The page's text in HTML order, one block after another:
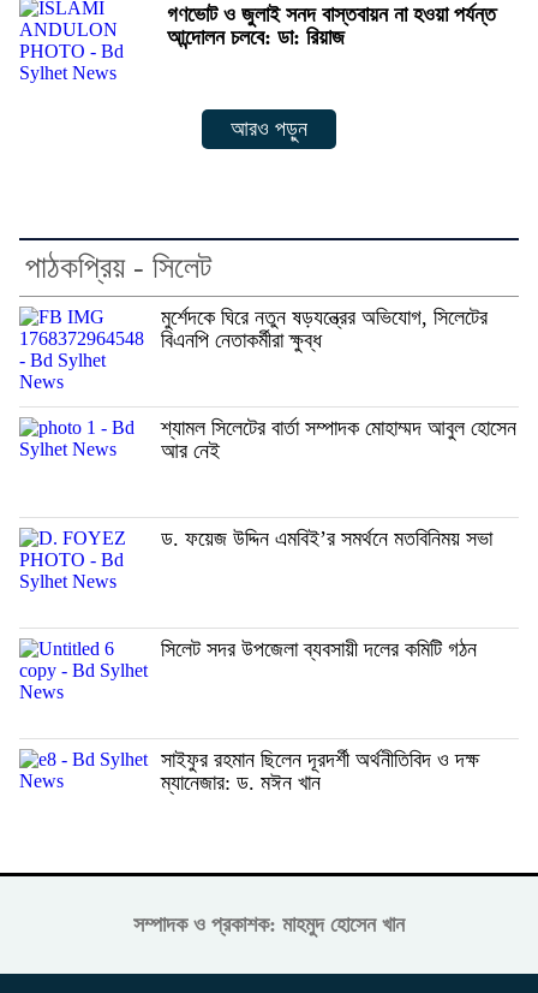
গণভোট ও জুলাই সনদ বাস্তবায়ন না হওয়া পর্যন্ত
আন্দোলন চলবে: ডা: রিয়াজ
আরও পড়ুন
পাঠকপ্রিয় - সিলেট
মুর্শেদকে ঘিরে নতুন ষড়যন্ত্রের অভিযোগ, সিলেটের
বিএনপি নেতাকর্মীরা ক্ষুব্ধ
শ্যামল সিলেটের বার্তা সম্পাদক মোহাম্মদ আবুল হোসেন
আর নেই
ড. ফয়েজ উদ্দিন এমবিই’র সমর্থনে মতবিনিময় সভা
সিলেট সদর উপজেলা ব্যবসায়ী দলের কমিটি গঠন
সাইফুর রহমান ছিলেন দূরদর্শী অর্থনীতিবিদ ও দক্ষ
ম্যানেজার: ড. মঈন খান
সম্পাদক ও প্রকাশক: মাহমুদ হোসেন খান